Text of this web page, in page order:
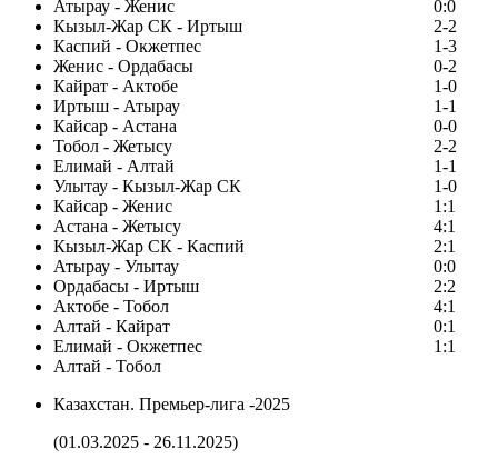
Атырау - Женис
0:0
Кызыл-Жар СК - Иртыш
2-2
Каспий - Окжетпес
1-3
Женис - Ордабасы
0-2
Кайрат - Актобе
1-0
Иртыш - Атырау
1-1
Кайсар - Астана
0-0
Тобол - Жетысу
2-2
Елимай - Алтай
1-1
Улытау - Кызыл-Жар СК
1-0
Кайсар - Женис
1:1
Астана - Жетысу
4:1
Кызыл-Жар СК - Каспий
2:1
Атырау - Улытау
0:0
Ордабасы - Иртыш
2:2
Актобе - Тобол
4:1
Алтай - Кайрат
0:1
Елимай - Окжетпес
1:1
Алтай - Тобол
Казахстан. Премьер-лига -2025
(01.03.2025 - 26.11.2025)